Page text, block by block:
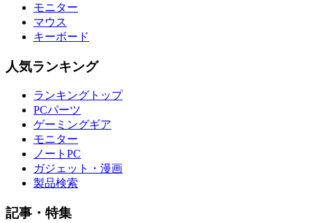
モニター
マウス
キーボード
人気ランキング
ランキングトップ
PCパーツ
ゲーミングギア
モニター
ノートPC
ガジェット・漫画
製品検索
記事・特集